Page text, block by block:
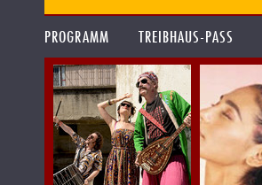
PROGRAMM TREIBHAUS-PASS